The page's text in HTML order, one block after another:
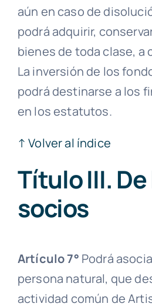
aún en caso de
podrá adquirir,
bienes de toda clase, a
La inversión de los
podrá destinarse a los
en los estatutos.
↑ Volver al índice
Título III.
socios
Artículo 7° Podrá
persona natural, que
actividad común de